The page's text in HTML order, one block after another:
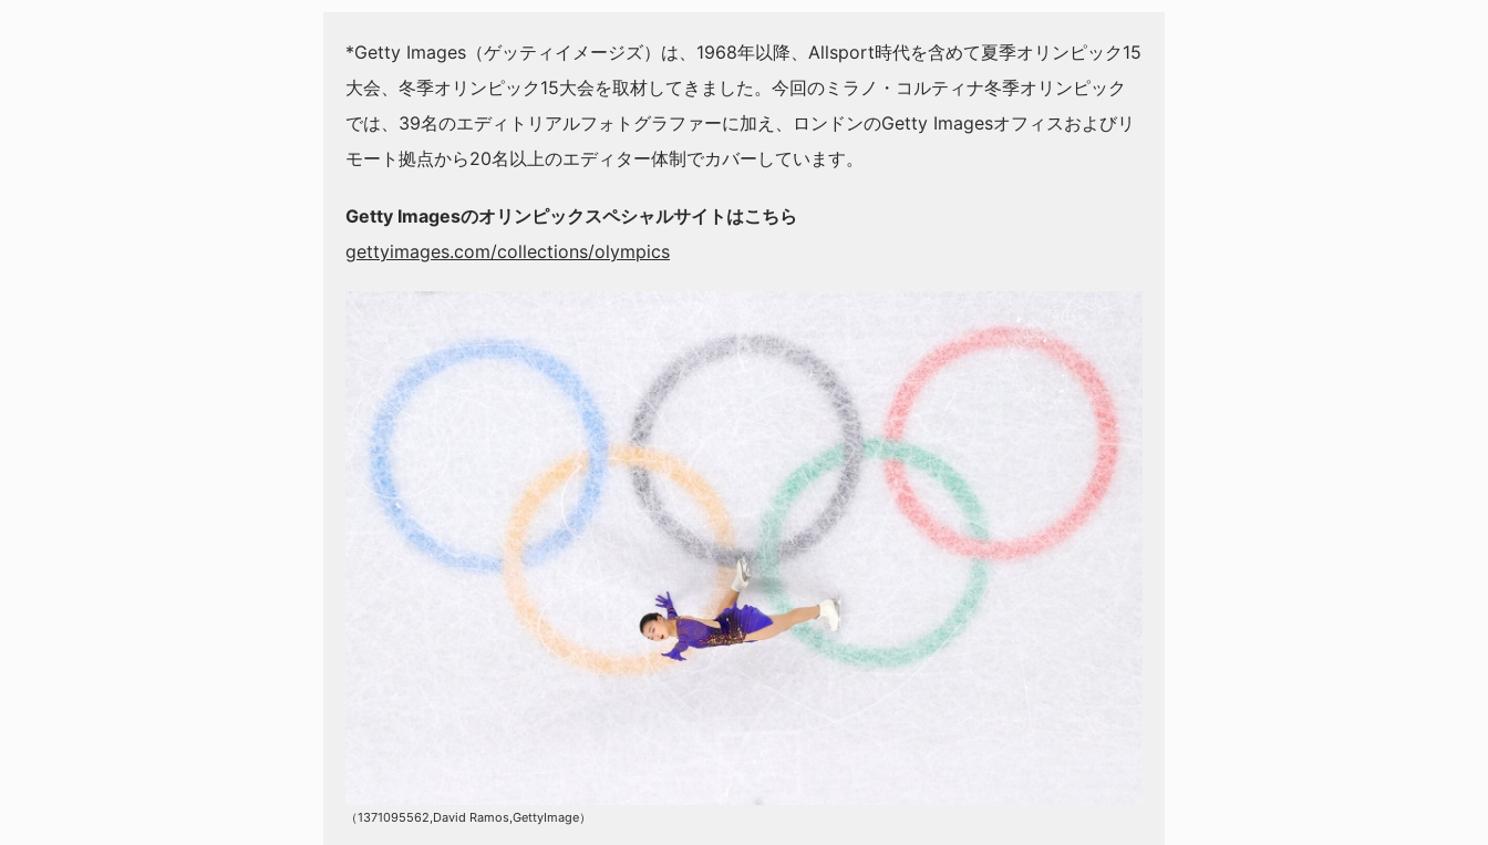
*Getty Images（ゲッティイメージズ）は、1968年以降、Allsport時代を含めて夏季オリンピック15
大会、冬季オリンピック15大会を取材してきました。今回のミラノ・コルティナ冬季オリンピック
では、39名のエディトリアルフォトグラファーに加え、ロンドンのGetty Imagesオフィスおよびリ
モート拠点から20名以上のエディター体制でカバーしています。
Getty Imagesのオリンピックスペシャルサイトはこちら
gettyimages.com/collections/olympics
（1371095562,David Ramos,GettyImage）